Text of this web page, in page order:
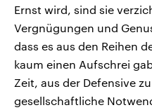
Ernst wird, sind sie
Vergnügungen und
dass es aus den Reihen
kaum einen Aufschrei
Zeit, aus der Defensive
gesellschaftliche